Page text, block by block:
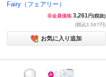
Fairy（フェアリー）
非会員価格 3,261円(税抜)
(税込3,587円)
お気に入り追加